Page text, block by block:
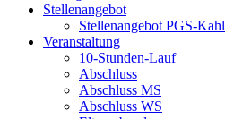
Stellenangebot
Stellenangebot PGS-Kahl
Veranstaltung
10-Stunden-Lauf
Abschluss
Abschluss MS
Abschluss WS